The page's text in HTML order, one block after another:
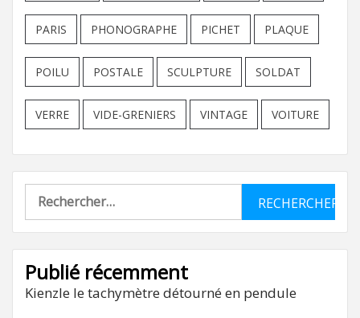
PARIS PHONOGRAPHE PICHET PLAQUE
POILU POSTALE SCULPTURE SOLDAT
VERRE VIDE-GRENIERS VINTAGE VOITURE
Rechercher :
Publié récemment
Kienzle le tachymètre détourné en pendule